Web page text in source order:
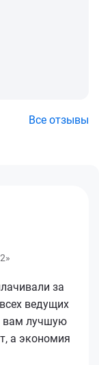
Все отзывы
за
ведущих
вам лучшую
а экономия